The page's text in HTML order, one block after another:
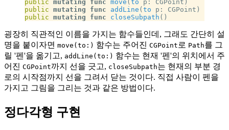
public mutating func move (to p: CGPoint)
public mutating func addLine (to p: CGPoint)
public mutating func closeSubpath ()
굉장히 직관적인 이름을 가지는 함수들인데, 그래도 간단히 설
명을 붙이자면 move(to:) 함수는 주어진 CGPoint 로 Path를 그
릴 '펜'을 옮기고, addLine(to:) 함수는 현재 '펜'의 위치에서 주
어진 CGPoint까지 선을 긋고, closeSubpath는 현재의 부분 경
로의 시작점까지 선을 그려서 닫는 것이다. 직접 사람이 펜을
가지고 그림을 그리는 것과 같은 방법이다.
정다각형 구현